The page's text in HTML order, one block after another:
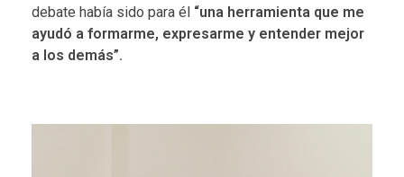
debate había sido para él “una herramienta que me
ayudó a formarme, expresarme y entender mejor
a los demás”.